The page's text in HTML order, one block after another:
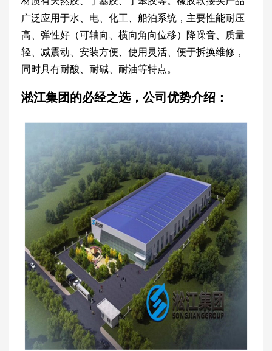
广泛应用于水、电、化工、船泊系统，主要性能耐压
高、弹性好（可轴向、横向角向位移）降噪音、质量
轻、减震动、安装方便、使用灵活、便于拆换维修，
同时具有耐酸、耐碱、耐油等特点。
淞江集团的必经之选，公司优势介绍：